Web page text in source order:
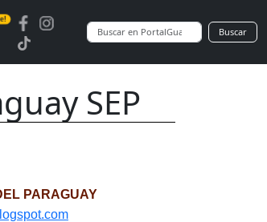
Buscar
SEP
PARAGUAY